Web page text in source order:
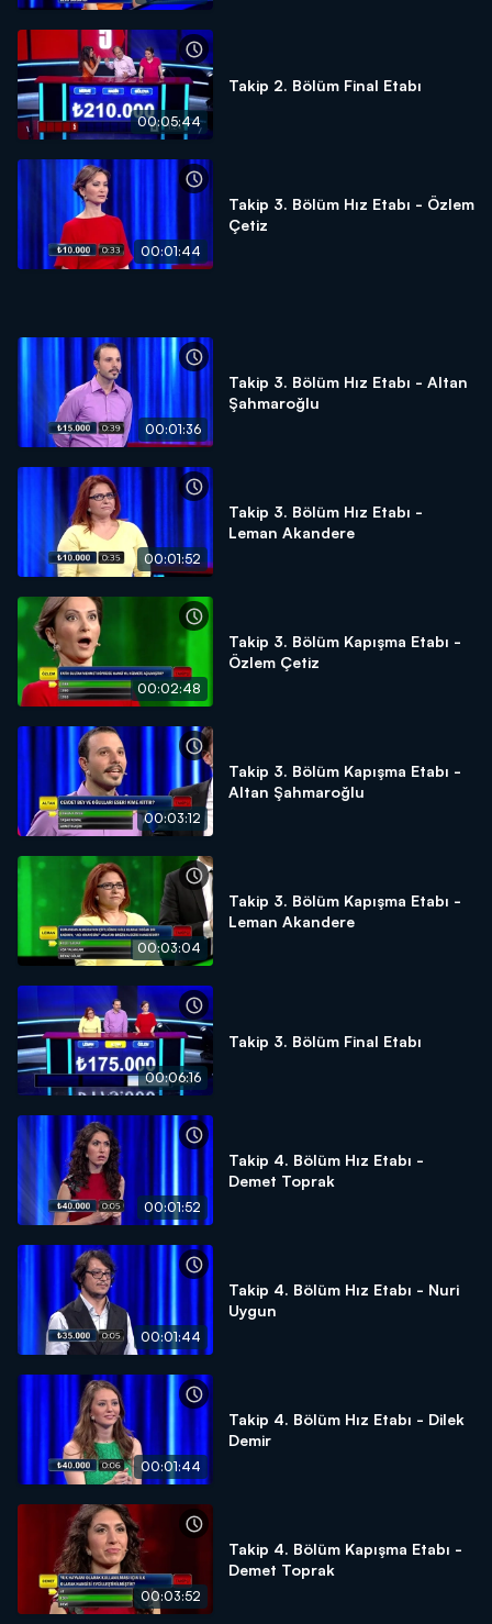
00:05:44
Takip 2. Bölüm Final Etabı
00:01:44
Takip 3. Bölüm Hız Etabı - Özlem
Çetiz
00:01:36
Takip 3. Bölüm Hız Etabı - Altan
Şahmaroğlu
00:01:52
Takip 3. Bölüm Hız Etabı -
Leman Akandere
00:02:48
Takip 3. Bölüm Kapışma Etabı -
Özlem Çetiz
00:03:12
Takip 3. Bölüm Kapışma Etabı -
Altan Şahmaroğlu
00:03:04
Takip 3. Bölüm Kapışma Etabı -
Leman Akandere
00:06:16
Takip 3. Bölüm Final Etabı
00:01:52
Takip 4. Bölüm Hız Etabı -
Demet Toprak
00:01:44
Takip 4. Bölüm Hız Etabı - Nuri
Uygun
00:01:44
Takip 4. Bölüm Hız Etabı - Dilek
Demir
00:03:52
Takip 4. Bölüm Kapışma Etabı -
Demet Toprak